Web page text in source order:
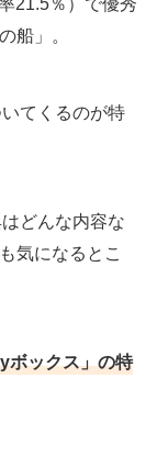
船」。
てくるのが特
どんな内容な
気になるとこ
ボックス」の特